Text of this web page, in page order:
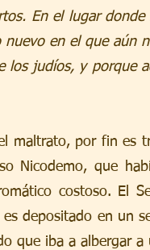
En el lugar donde
en el que aún
los judíos, y porque
maltrato, por fin es
Nicodemo, que
costoso. El
depositado en un
que iba a albergar